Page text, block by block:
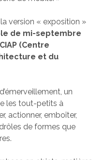
version « exposition »
de mi-septembre
(Centre
et du
un
les tout-petits à
actionner, emboîter,
de formes que